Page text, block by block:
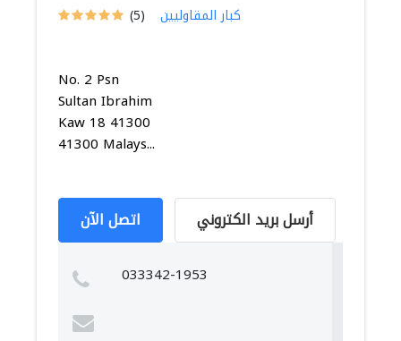
(5) كبار المقاوليين
No. 2 Psn
Sultan Ibrahim
Kaw 18 41300
41300 Malays...
اتصل الآن أرسل بريد الكتروني
033342-1953